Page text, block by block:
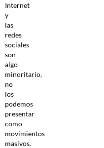
Internet
y
las
redes
sociales
son
algo
minoritario,
no
los
podemos
presentar
como
movimientos
masivos.